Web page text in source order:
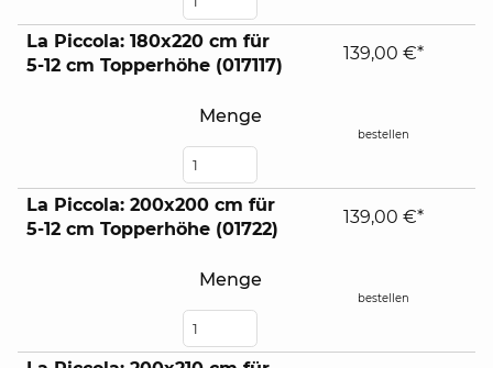
La Piccola: 180x220 cm für
5-12 cm Topperhöhe (017117)
Menge
139,00 €*
bestellen
La Piccola: 200x200 cm für
5-12 cm Topperhöhe (01722)
Menge
139,00 €*
bestellen